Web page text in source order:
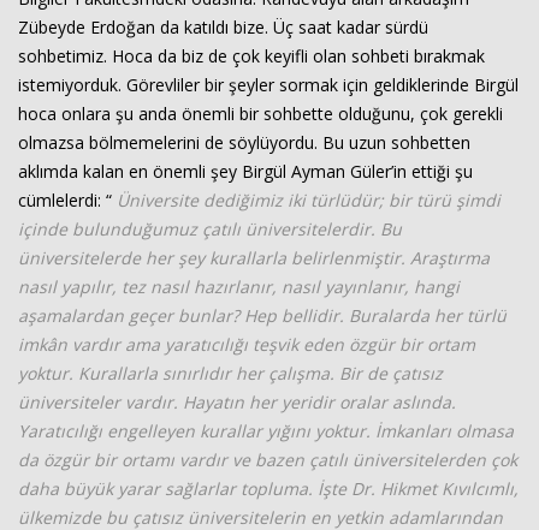
Zübeyde Erdoğan da katıldı bize. Üç saat kadar sürdü
sohbetimiz. Hoca da biz de çok keyifli olan sohbeti bırakmak
istemiyorduk. Görevliler bir şeyler sormak için geldiklerinde Birgül
hoca onlara şu anda önemli bir sohbette olduğunu, çok gerekli
olmazsa bölmemelerini de söylüyordu. Bu uzun sohbetten
aklımda kalan en önemli şey Birgül Ayman Güler’in ettiği şu
cümlelerdi: “ Üniversite dediğimiz iki türlüdür; bir türü şimdi
içinde bulunduğumuz çatılı üniversitelerdir. Bu
üniversitelerde her şey kurallarla belirlenmiştir. Araştırma
nasıl yapılır, tez nasıl hazırlanır, nasıl yayınlanır, hangi
aşamalardan geçer bunlar? Hep bellidir. Buralarda her türlü
imkân vardır ama yaratıcılığı teşvik eden özgür bir ortam
yoktur. Kurallarla sınırlıdır her çalışma. Bir de çatısız
üniversiteler vardır. Hayatın her yeridir oralar aslında.
Yaratıcılığı engelleyen kurallar yığını yoktur. İmkanları olmasa
da özgür bir ortamı vardır ve bazen çatılı üniversitelerden çok
daha büyük yarar sağlarlar topluma. İşte Dr. Hikmet Kıvılcımlı,
ülkemizde bu çatısız üniversitelerin en yetkin adamlarından